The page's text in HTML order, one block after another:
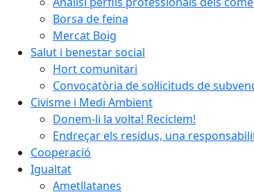
Borsa de feina
Mercat Boig
Salut i benestar social
Hort comunitari
Convocatòria de sol·licituds de
Civisme i Medi Ambient
Donem-li la volta! Reciclem!
Endreçar els residus, una
Cooperació
Igualtat
Ametllatanes